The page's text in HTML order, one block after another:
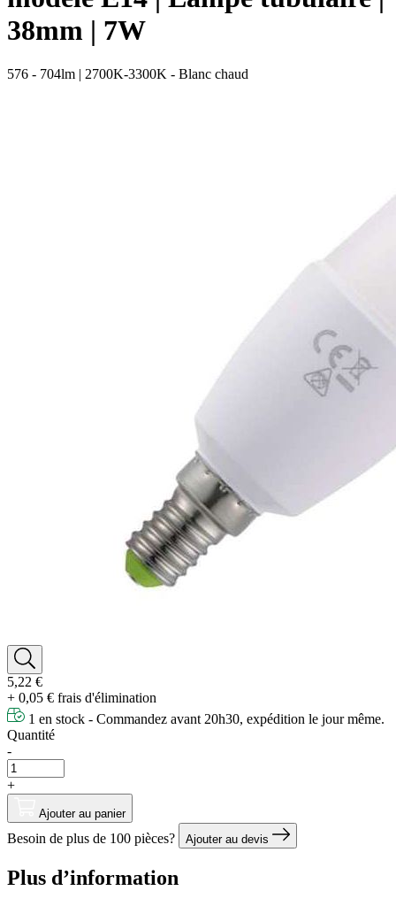
38mm | 7W
576 - 704lm | 2700K-3300K - Blanc chaud
5,22 €
+ 0,05 € frais d'élimination
1 en stock - Commandez avant 20h30, expédition le jour même.
Quantité
-
+
Ajouter au panier
Besoin de plus de 100 pièces? Ajouter au devis
Plus d’information